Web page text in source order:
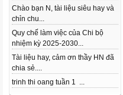
Chào bạn N, tài liệu siêu hay và
chỉn chu...
Quy chế làm việc của Chi bộ
nhiệm kỳ 2025-2030...
Tài liệu hay, cảm ơn thầy HN đã
chia sẻ....
trinh thi oang tuần 1 ...